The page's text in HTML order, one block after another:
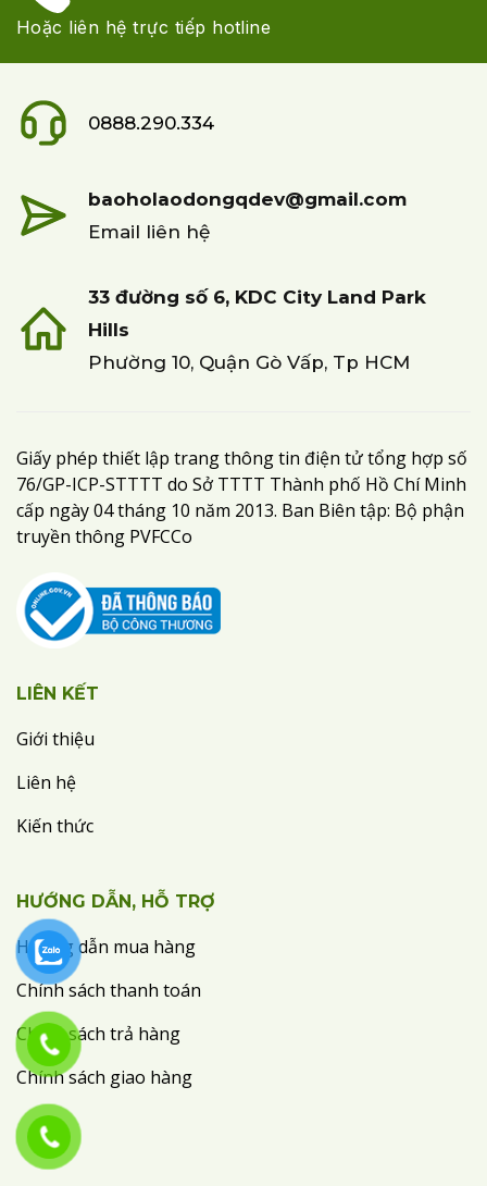
Hoặc liên hệ trực tiếp hotline
0888.290.334
baoholaodongqdev@gmail.com
Email liên hệ
33 đường số 6, KDC City Land Park
Hills
Phường 10, Quận Gò Vấp, Tp HCM
Giấy phép thiết lập trang thông tin điện tử tổng hợp số
76/GP-ICP-STTTT do Sở TTTT Thành phố Hồ Chí Minh
cấp ngày 04 tháng 10 năm 2013. Ban Biên tập: Bộ phận
truyền thông PVFCCo
LIÊN KẾT
Giới thiệu
Liên hệ
Kiến thức
HƯỚNG DẪN, HỖ TRỢ
Hướng dẫn mua hàng
Chính sách thanh toán
Chính sách trả hàng
Chính sách giao hàng